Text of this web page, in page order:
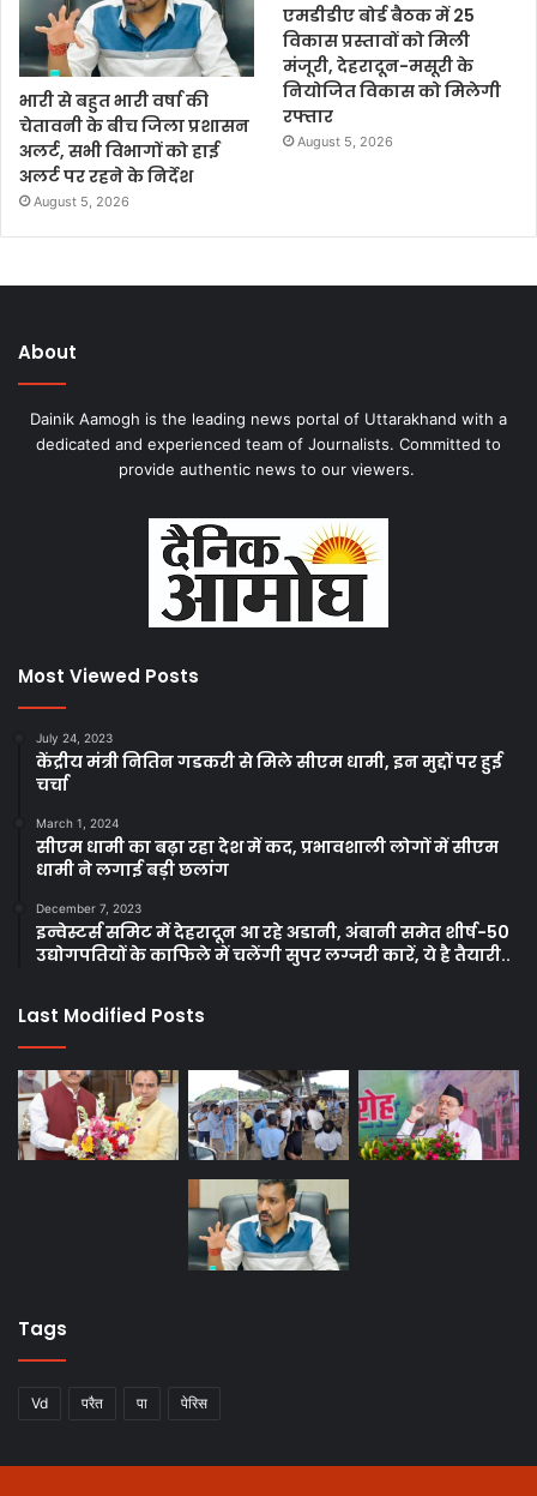
भारी से बहुत भारी वर्षा की
चेतावनी के बीच जिला प्रशासन
अलर्ट, सभी विभागों को हाई
अलर्ट पर रहने के निर्देश
August 5, 2026
एमडीडीए बोर्ड बैठक में 25
विकास प्रस्तावों को मिली
मंजूरी, देहरादून-मसूरी के
नियोजित विकास को मिलेगी
रफ्तार
August 5, 2026
About
Dainik Aamogh is the leading news portal of Uttarakhand with a
dedicated and experienced team of Journalists. Committed to
provide authentic news to our viewers.
Most Viewed Posts
July 24, 2023
केंद्रीय मंत्री नितिन गडकरी से मिले सीएम धामी, इन मुद्दों पर हुई
चर्चा
March 1, 2024
सीएम धामी का बढ़ा रहा देश में कद, प्रभावशाली लोगों में सीएम
धामी ने लगाई बड़ी छलांग
December 7, 2023
इन्वेस्टर्स समिट में देहरादून आ रहे अडानी, अंबानी समेत शीर्ष-50
उद्योगपतियों के काफिले में चलेंगी सुपर लग्जरी कारें, ये है तैयारी..
Last Modified Posts
Tags
Vd परैत पा पेरिस